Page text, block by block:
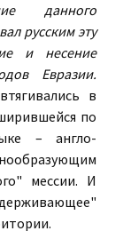
данного
русским эту
и несение
Евразии.
в
по
– англо-
мессии. И